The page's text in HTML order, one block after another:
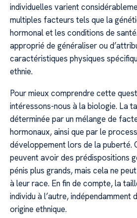
individuelles varient
multiples facteurs tels que la
hormonal et les conditions de
approprié de généraliser ou
caractéristiques physiques
ethnie.
Pour mieux comprendre cette
intéressons-nous à la biologie. La
déterminée par un mélange de
hormonaux, ainsi que par le
développement lors de la puberté.
peuvent avoir des prédispositions
pénis plus grands, mais cela ne
à leur race. En fin de compte, la
individu à l’autre, indépendamment
origine ethnique.